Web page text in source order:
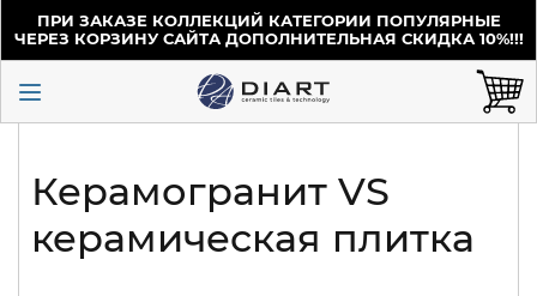
ПРИ ЗАКАЗЕ КОЛЛЕКЦИЙ КАТЕГОРИИ ПОПУЛЯРНЫЕ
ЧЕРЕЗ КОРЗИНУ САЙТА ДОПОЛНИТЕЛЬНАЯ СКИДКА 10%!!!
Керамогранит VS
керамическая плитка